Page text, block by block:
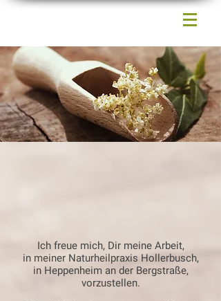
Ich freue mich, Dir meine Arbeit,
in meiner Naturheilpraxis Hollerbusch,
in Heppenheim an der Bergstraße,
vorzustellen.